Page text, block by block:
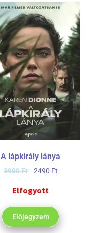
A lápkirály lánya
3980Ft 2490 Ft
Elfogyott
Előjegyzem